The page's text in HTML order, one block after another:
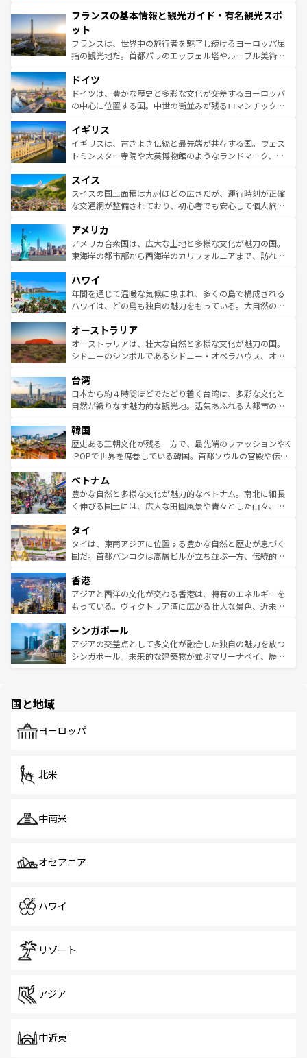
ませてくれるイタリアで、忘れられない旅をしてみよう！
なお、新着のイタリア情報は
しい。
文化が根付くこの国では、情熱的なフラメンコ、熱気あふ
れる闘牛、そして美味しいタパスが生活の一部となってい
る。首都マドリードの洗練された雰囲気や、バルセロナの
アートに溢れた街角から、地方では古代ローマ遺跡や中世
せる。地方によって風土や気候が異なるスペインはその個
性で訪れる人を魅了する。 なお、新着のスペイン情報は コ
ンテンツ一覧を参照してほしい。
フランスの基本情報と観光ガイド・有名観光スポ
ット
フランスは、世界中の旅行者を魅了し続けるヨーロッパ屈
指の観光地だ。首都パリのエッフェル塔やルーブル美術館
で、幅広い魅力が詰まっている。華麗な宮殿、歴史的な大
聖堂、美しいビーチ、そして豊かな自然が、訪れる者を心
から魅了する。また、フランスは美食の国としても知ら
いる。シャンパンの発祥地であるランス、プロヴァンスの
香り高いラベンダー畑など、多彩な楽しみ方が可能だ。さ
らに、パリ以外の地域にも魅力が溢れており、どの街角に
れる地方に足を運ぶとそれぞれで全く異なる文化を体験で
きるだろう。 なお、新着のフランス情報はコンテンツ一覧
を参照してほしい。
ドイツ
ドイツは、豊かな歴史と多彩な文化が交差するヨーロッパ
の中心に位置する国。中世の街並みが残るロマンチック街
顔を持つこの国は、どこを歩いても飽きることがない。ベ
ルリンの文化的活気、バイエルン州のアルプスの絶景、そ
してライン川沿いのワイン畑といった風景は必見。ビール
は、お酒好きな人にはぜひ体験してほしい。 なお、新着の
ドイツ情報はコンテンツ一覧を参照してほしい。
イギリス
イギリスは、古きよき伝統と最先端が共存する国。ウェス
トミンスター寺院や大英博物館のようなランドマーク、歴
リアごとに異なる魅力がある。また、優雅なアフタヌーン
ティー、ビール好きにはたまらない英国パブ、サッカー観
戦など、本場だからこそできる体験も豊富。イギリスを旅
ンツ一覧を参照してほしい。
スイス
スイスの国土面積は九州ほどの広さだが、運行時刻が正確
な交通網が整備されており、初心者でも安心して個人旅行
の建物がそのまま残る町や、スイスならではのユニークな
博物館もあり、アルプス観光だけでなく町歩きも満喫する
ことができる。国民の所得が高いため物価も高いが、旅行
ば市内交通費無料で観光を楽しむこともできる。 なお、新
着のスイス情報はコンテンツ一覧 を参照してほしい。
アメリカ
アメリカ合衆国は、広大な土地と多様な文化が魅力の国。
東海岸の都市部から西海岸のカリフォルニアまで、訪れる
のような巨大都市は、観光、ショッピング、エンターテイ
ンメントが詰まった刺激的なスポットだ。一方、アメリカ
西部には大自然が広がり、グランドキャニオンやイエロー
部のニューオーリンズでは、音楽と美食が融合した独特の
文化が魅力。旅行者はアメリカの各地域で異なる魅力を楽
しみながら、その多様性と豊かな歴史を感じることができ
ならではの贅沢な旅のスタイルだ。 なお、新着のアメリカ
情報はコンテンツ一覧を参照してほしい。
ハワイ
年間を通じて温暖な気候に恵まれ、多くの島で構成される
ハワイは、どの島も独自の魅力をもっている。大自然の神
ワイ島は見逃せない。また、定番の観光地といえばオアフ
島だが、静かな自然を求めるならマウイ島やカウアイ島が
おすすめ。エメラルドグリーンに輝く海をはじめ、豊かな
れるおもてなしの心で訪れる人々を迎えてくれるハワイの
人々、おいしいローカルフードやハワイアンミュージッ
ク、伝統的なフラダンスなど、すべてがハワイの魅力を彩
ワイを、存分に味わってほしい。 なお、新着のハワイ情報
はコンテンツ一覧を参照してほしい。
オーストラリア
オーストラリアは、壮大な自然と多様な文化が魅力の国。
シドニーのシンボルであるシドニー・オペラハウス、オー
リアリーフや大陸中央部にそびえるウルル（エアーズロッ
ク）、タスマニアの美しい原生林やケアンズの熱帯雨林な
ど、見どころがたくさん。また、カフェやワイン、オージ
いる。アクティビティも充実しており、サーフィンやダイ
ビング、ハイキングなど、アウトドア好きにはたまらな
い。オーストラリアの多彩な魅力を存分に味わいつくそ
参照してほしい。
台湾
日本から約４時間ほどでたどり着く台湾は、多彩な文化と
自然が織りなす魅力的な観光地。活気あふれる大都市の台
ン）、静ひつな山岳地帯である台湾東部など、都市の喧騒
と山間の静けさが共存しており、訪れる人に新しい発見と
驚きをもたらしてくれる。また、奥深い台湾の食文化も魅
容にもいいと評判のスイーツなど、バラエティ豊かな料理
が味わえる。 なお、新着の台湾情報は コンテンツ一覧を参
照してほしい。
韓国
歴史ある王朝文化が残る一方で、最先端のファッションやK
-POPで世界を席巻している韓国。首都ソウルの宮殿や伝統
き、地方に足を延ばせば四季折々の自然美を楽しむことが
できる。そして、キムチや焼肉、絶品のストリートフード
まで、さまざまな韓国料理が待っている。夜には、韓国な
リティに包まれながら、韓国の多彩な魅力を心ゆくまで味
わってみてほしい。 なお、新着の韓国情報はコンテンツ一
覧を参照してほしい。
ベトナム
豊かな自然と多様な文化が魅力的なベトナム。南北に細長
く伸びる国土には、広大な田園風景や青々とした山々、世
急速な発展と共に伝統が息づく。ハノイの古い町並みやホ
ーチミン市のフランス統治時代の建物も、独特の雰囲気を
醸し出している。また、バラエティの豊かさとおいしさで
とつ。フォーやバインミー、ベトナムコーヒーなどは、ぜ
ひ現地で味わいたい。どの地域を訪れてもあたたかい人々
が旅行者を迎えてくれるので、きっと忘れられない旅にな
参照してほしい。
タイ
タイは、東南アジアに位置する豊かな自然と歴史が息づく
国だ。首都バンコクは高層ビルが立ち並ぶ一方、伝統的な
の活気が交差している。北部ではチェンマイなどの山岳地
帯で自然と触れ合い、南部ではプーケットやクラビの美し
いビーチでリゾート気分を楽しむことができる。タイ料理
激する。気候は一年中温暖で、どの季節にも異なる楽しみ
が待っている。親しみやすいタイの人々、仏教を中心とし
た文化、そして多様な観光資源が、訪れる旅人を魅了し続
香港
アジアと西洋の文化が交わる香港は、特有のエネルギーを
もっている。ヴィクトリア湾に広がる壮大な景色、近未来
み、どこを訪れても感動するはず。観光スポットが密集し
ており、効率よく見どころを回れるのも魅力。息をのむよ
うな絶景から文化的な体験まで、香港を存分に楽しみ尽く
シンガポール
アジアの交差点として多文化が融合した独自の魅力を放つ
シンガポール。未来的な建築物が並ぶマリーナベイ、歴史
で、ホーカーズは地元の風情を楽しめる外せないスポット
国と地域
ヨーロッパ
北米
中南米
オセアニア
ハワイ
リゾート
アジア
中近東